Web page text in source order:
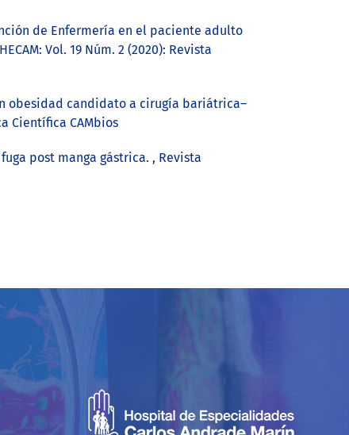
de Enfermería en el paciente adulto
Vol. 19 Núm. 2 (2020): Revista
obesidad candidato a cirugía bariátrica–
Científica CAMbios
post manga gástrica. , Revista